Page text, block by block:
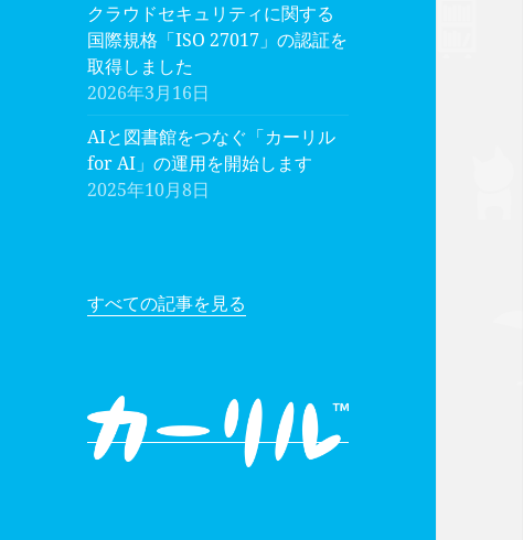
クラウドセキュリティに関する
国際規格「ISO 27017」の認証を
取得しました
2026年3月16日
AIと図書館をつなぐ「カーリル
for AI」の運用を開始します
2025年10月8日
すべての記事を見る